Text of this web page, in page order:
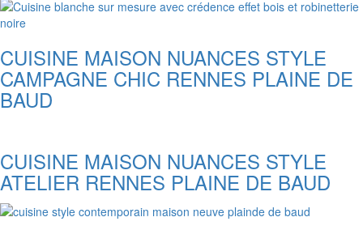
CUISINE MAISON NUANCES STYLE
CAMPAGNE CHIC RENNES PLAINE DE
BAUD
CUISINE MAISON NUANCES STYLE
ATELIER RENNES PLAINE DE BAUD